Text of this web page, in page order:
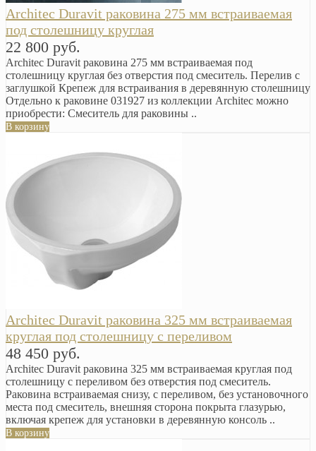
Arсhitec Duravit раковина 275 мм встраиваемая
под столешницу круглая
22 800 руб.
Arсhitec Duravit раковина 275 мм встраиваемая под
столешницу круглая без отверстия под смеситель. Перелив с
заглушкой Крепеж для встраивания в деревянную столешницу
Отдельно к раковине 031927 из коллекции Arсhitec можно
приобрести: Смеситель для раковины ..
В корзину
Arсhitec Duravit раковина 325 мм встраиваемая
круглая под столешницу с переливом
48 450 руб.
Arсhitec Duravit раковина 325 мм встраиваемая круглая под
столешницу с переливом без отверстия под смеситель.
Раковина встраиваемая снизу, с переливом, без установочного
места под смеситель, внешняя сторона покрыта глазурью,
включая крепеж для установки в деревянную консоль ..
В корзину